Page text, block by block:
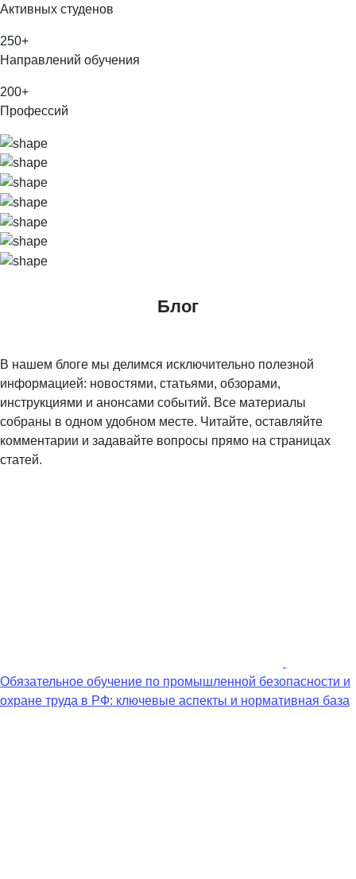
Активных студенов
250+
Направлений обучения
200+
Профессий
Блог
В нашем блоге мы делимся исключительно полезной
информацией: новостями, статьями, обзорами,
инструкциями и анонсами событий. Все материалы
собраны в одном удобном месте. Читайте, оставляйте
комментарии и задавайте вопросы прямо на страницах
статей.
Обязательное обучение по промышленной безопасности и
охране труда в РФ: ключевые аспекты и нормативная база